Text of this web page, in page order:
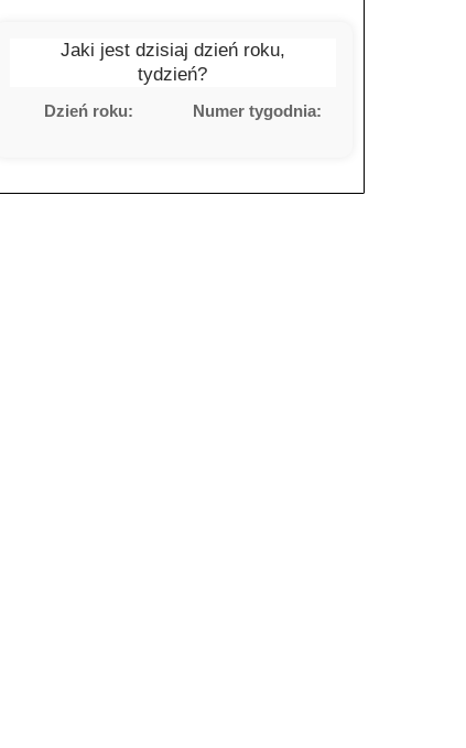
Jaki jest dzisiaj dzień roku,
tydzień?
Dzień roku: Numer tygodnia: